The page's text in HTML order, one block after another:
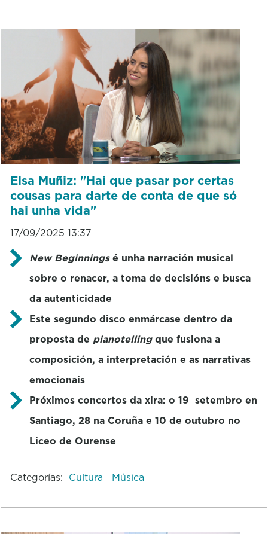
Elsa Muñiz: "Hai que pasar por certas
cousas para darte de conta de que só
hai unha vida"
17/09/2025 13:37
New Beginningsé unha narración musical
sobre o renacer, a toma de decisións e busca
da autenticidade
Este segundo disco enmárcase dentro da
proposta de pianotellingque fusiona a
composición, a interpretación e as narrativas
emocionais
Próximos concertos da xira: o 19 setembro en
Santiago, 28 na Coruña e 10 de outubro no
Liceo de Ourense
Categorías: Cultura Música